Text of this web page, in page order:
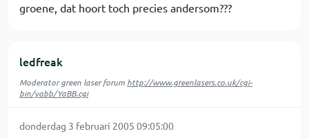
groene, dat hoort toch precies andersom???
ledfreak
Moderator green laser forum http://www.greenlasers.co.uk/cgi-
bin/yabb/YaBB.cgi
donderdag 3 februari 2005 09:05:00